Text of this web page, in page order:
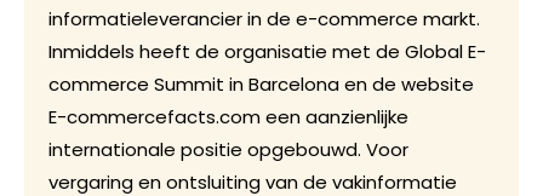
informatieleverancier in de e-commerce markt.
Inmiddels heeft de organisatie met de Global E-
commerce Summit in Barcelona en de website
E-commercefacts.com een aanzienlijke
internationale positie opgebouwd. Voor
vergaring en ontsluiting van de vakinformatie